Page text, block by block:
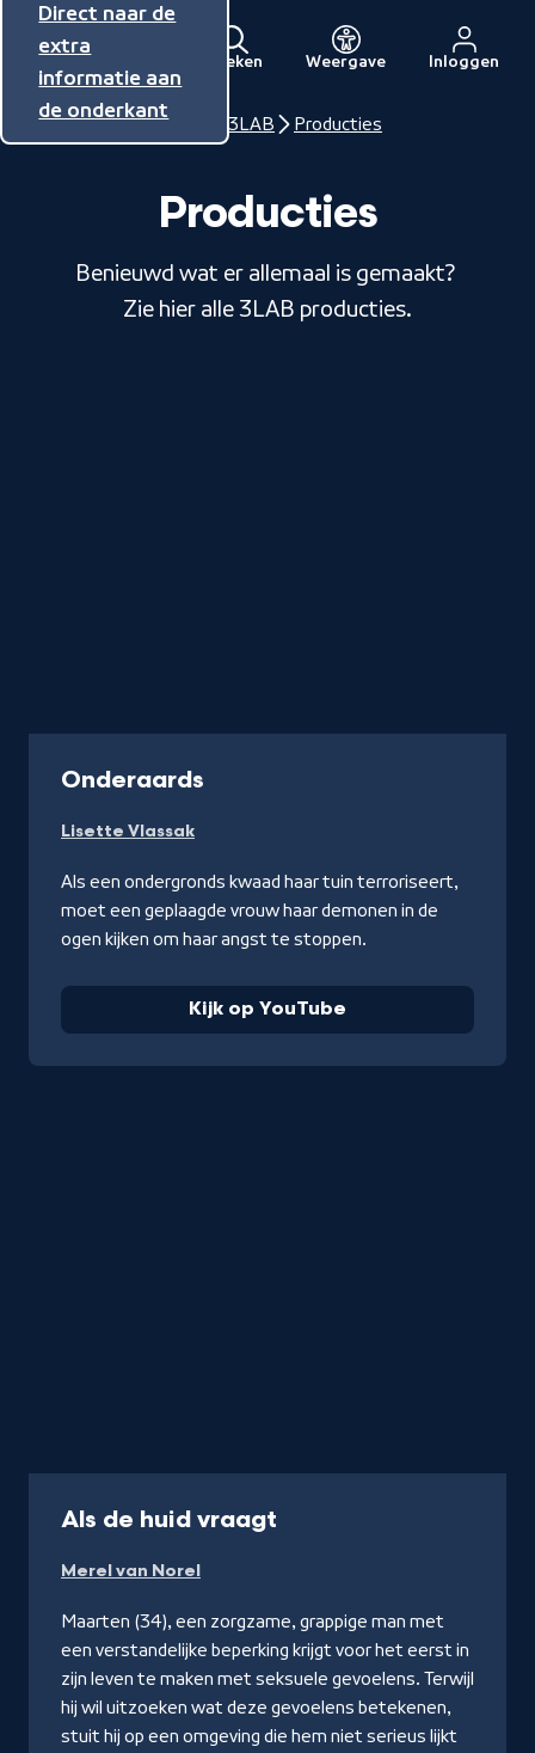
Direct naar de
inhoud
Direct naar de
hoofdnavigatie
Direct naar de
extra
informatie aan
de onderkant
Menu
Naar
de
beginpagina
Zoeken Weergave Inloggen
Home NPO Talent 3LAB Producties
Producties
Benieuwd wat er allemaal is gemaakt?
Zie hier alle 3LAB producties.
Onderaards
YouTube
Lisette Vlassak
Als een ondergronds kwaad haar tuin terroriseert,
moet een geplaagde vrouw haar demonen in de
ogen kijken om haar angst te stoppen.
Kijk op YouTube
Als de huid vraagt
YouTube
Merel van Norel
Maarten (34), een zorgzame, grappige man met
een verstandelijke beperking krijgt voor het eerst in
zijn leven te maken met seksuele gevoelens. Terwijl
hij wil uitzoeken wat deze gevoelens betekenen,
stuit hij op een omgeving die hem niet serieus lijkt